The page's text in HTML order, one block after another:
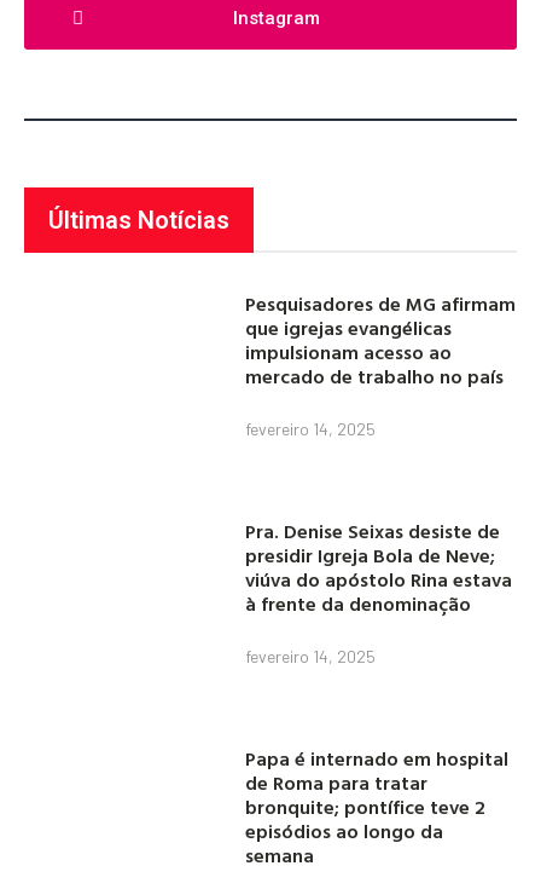
Instagram
Últimas Notícias
Pesquisadores de MG afirmam
que igrejas evangélicas
impulsionam acesso ao
mercado de trabalho no país
fevereiro 14, 2025
Pra. Denise Seixas desiste de
presidir Igreja Bola de Neve;
viúva do apóstolo Rina estava
à frente da denominação
fevereiro 14, 2025
Papa é internado em hospital
de Roma para tratar
bronquite; pontífice teve 2
episódios ao longo da
semana